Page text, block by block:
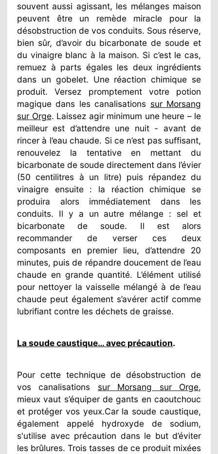
souvent aussi agissant, les mélanges maison
peuvent être un remède miracle pour la
désobstruction de vos conduits. Sous réserve,
bien sûr, d’avoir du bicarbonate de soude et
du vinaigre blanc à la maison. Si c’est le cas,
remuez à parts égales les deux ingrédients
dans un gobelet. Une réaction chimique se
produit. Versez promptement votre potion
magique dans les canalisations sur Morsang
sur Orge. Laissez agir minimum une heure – le
meilleur est d’attendre une nuit - avant de
rincer à l’eau chaude. Si ce n’est pas suffisant,
renouvelez la tentative en mettant du
bicarbonate de soude directement dans l’évier
(50 centilitres à un litre) puis répandez du
vinaigre ensuite : la réaction chimique se
produira alors immédiatement dans les
conduits. Il y a un autre mélange : sel et
bicarbonate de soude. Il est alors
recommander de verser ces deux
composants en premier lieu, d’attendre 20
minutes, puis de répandre doucement de l’eau
chaude en grande quantité. L’élément utilisé
pour nettoyer la vaisselle mélangé à de l’eau
chaude peut également s’avérer actif comme
lubrifiant contre les déchets de graisse.
La soude caustique… avec précaution.
Pour cette technique de désobstruction de
vos canalisations sur Morsang sur Orge,
mieux vaut s’équiper de gants en caoutchouc
et protéger vos yeux.Car la soude caustique,
également appelé hydroxyde de sodium,
s'utilise avec précaution dans le but d’éviter
les brûlures. Trois tasses de ce produit mixées